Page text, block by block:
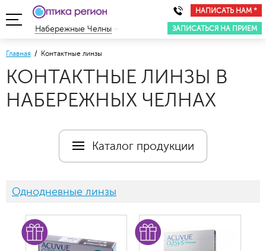
НАПИСАТЬ НАМ *
ЗАПИСАТЬСЯ НА ПРИЕМ
Набережные Челны
Главная / Контактные линзы
КОНТАКТНЫЕ ЛИНЗЫ В
НАБЕРЕЖНЫХ ЧЕЛНАХ
Каталог продукции
Однодневные линзы